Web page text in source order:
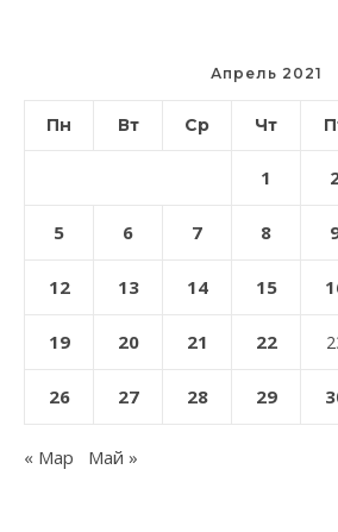
Апрель 2021
Пн Вт Ср Чт
1
5 6 7 8
12 13 14 15
19 20 21 22
26 27 28 29
« Мар Май »